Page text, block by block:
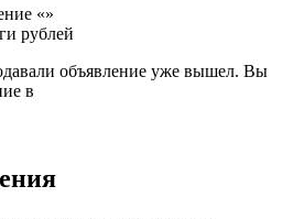
«»
рублей
объявление уже вышел. Вы
в